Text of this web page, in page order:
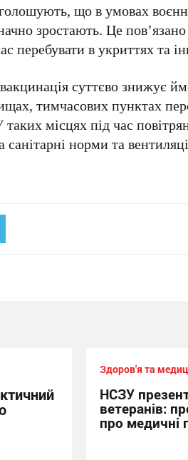
що в умовах
зростають. Це
перебувати в укриттях та
суттєво знижує
тимчасових пунктах
таких місцях під час
санітарні норми та
Здоров'я та
НСЗУ
ветеранів:
про медичні